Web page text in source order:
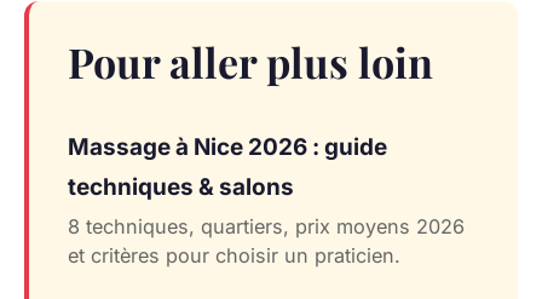
Pour aller plus loin
Massage à Nice 2026 : guide
techniques & salons
8 techniques, quartiers, prix moyens 2026
et critères pour choisir un praticien.